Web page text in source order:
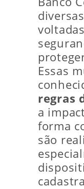
Essas
regras
a
forma
são